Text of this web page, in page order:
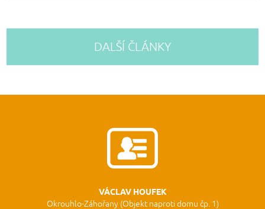
DALŠÍ ČLÁNKY
VÁCLAV HOUFEK
Okrouhlo-Záhořany (Objekt naproti domu čp. 1)